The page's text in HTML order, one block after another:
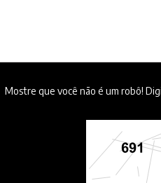
Mostre que você não é um robô!